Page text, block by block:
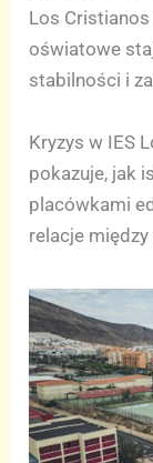
Los Cristianos
oświatowe
stabilności i
Kryzys w IES
pokazuje, jak
placówkami
relacje